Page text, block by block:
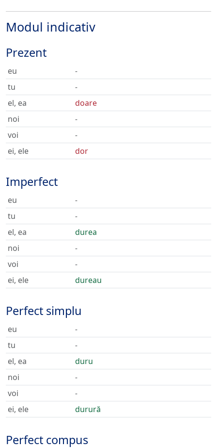
Modul indicativ
Prezent
eu
-
tu
-
el, ea
doare
noi
-
voi
-
ei, ele
dor
Imperfect
eu
-
tu
-
el, ea
durea
noi
-
voi
-
ei, ele
dureau
Perfect simplu
eu
-
tu
-
el, ea
duru
noi
-
voi
-
ei, ele
durură
Perfect compus